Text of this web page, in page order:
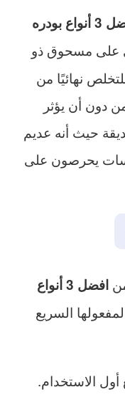
افضل 3 أنواع بودره
على مسحوق ذو
نهائيًا من
دون أن يؤثر
حيث أنه عديم
يحرصون على
افضل 3 أنواع
السريع
الاستخدام.